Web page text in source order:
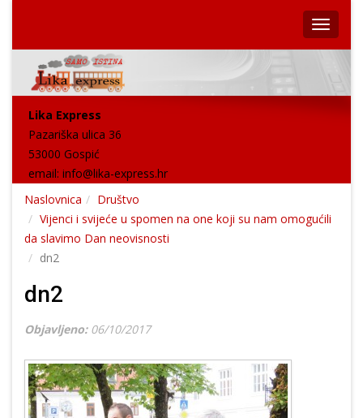
Lika Express
Pazariška ulica 36
53000 Gospić
email: info@lika-express.hr
Naslovnica
Društvo
Vijenci i svijeće u spomen na one koji su nam omogućili
da slavimo Dan neovisnosti
dn2
dn2
Objavljeno: 06/10/2017